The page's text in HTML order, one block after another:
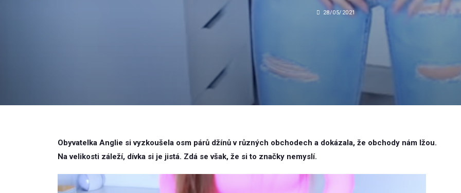
28/05/2021
Obyvatelka Anglie si vyzkoušela osm párů džínů v různých obchodech a dokázala, že obchody nám lžou.
Na velikosti záleží, dívka si je jistá. Zdá se však, že si to značky nemyslí.